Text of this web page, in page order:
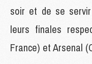
soir et de se
leurs finales
France) et Arsenal